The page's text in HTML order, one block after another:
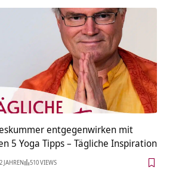
entgegenwirken mit
5 Yoga Tipps – Tägliche Inspiration
JAHREN 510 VIEWS